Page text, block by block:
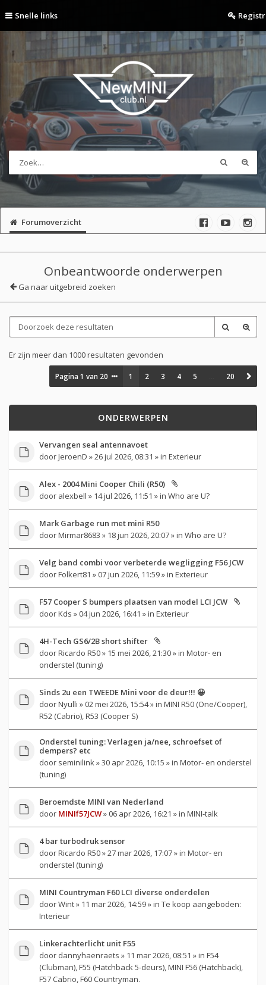
Snelle links
Forumoverzicht
Onbeantwoorde onderwerpen
Ga naar uitgebreid zoeken
Er zijn meer dan 1000 resultaten gevonden
Pagina1 van 20 1 2 3 4 5 20
ONDERWERPEN
Vervangen seal antennavoet
doorJeroenD » 26 jul 2026, 08:31 » in Exterieur
Alex - 2004 Mini Cooper Chili (R50)
door alexbell » 14 jul 2026, 11:51 » in Who are U?
Mark Garbage run met mini R50
doorMirmar8683 » 18 jun 2026, 20:07 » in Who are U?
Velg band combi voor verbeterde wegligging F56 JCW
doorFolkert81 » 07 jun 2026, 11:59 » in Exterieur
F57 Cooper S bumpers plaatsen van model LCI JCW
doorKds » 04 jun 2026, 16:41 » in Exterieur
4H-Tech GS6/2B short shifter
doorRicardo R50» 15 mei 2026, 21:30 » in Motor- en
onderstel (tuning)
Sinds 2u een TWEEDE Mini voor de deur!!! 😀
doorNyulli » 02 mei 2026, 15:54 » in MINI R50 (One/Cooper),
R52 (Cabrio), R53 (Cooper S)
Onderstel tuning: Verlagen ja/nee, schroefset of
dempers? etc
door seminilink » 30 apr 2026, 10:15 » in Motor- en onderstel
(tuning)
Beroemdste MINI van Nederland
door MINIf57JCW» 06 apr 2026, 16:21 » in MINI-talk
4 bar turbodruk sensor
doorRicardo R50» 27 mar 2026, 17:07 » in Motor- en
onderstel (tuning)
MINI Countryman F60 LCI diverse onderdelen
doorWint» 11 mar 2026, 14:59 » in Te koop aangeboden:
Interieur
Linkerachterlicht unit F55
door dannyhaenraets » 11 mar 2026, 08:51 » in F54
(Clubman), F55 (Hatchback 5-deurs), MINI F56 (Hatchback),
F57 Cabrio, F60 Countryman.